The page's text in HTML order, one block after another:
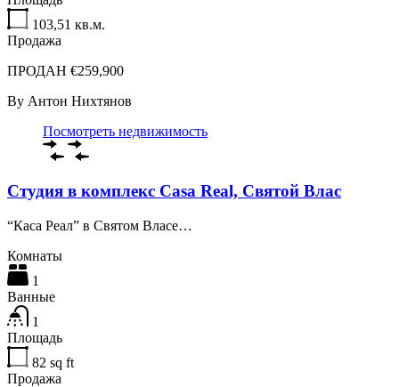
103,51 кв.м.
Продажа
ПРОДАН €259,900
By Антон Нихтянов
Посмотреть недвижимость
Студия в комплекс Casa Real, Святой Влас
“Каса Реал” в Святом Власе…
Комнаты
1
Ванные
1
Площадь
82 sq ft
Продажа